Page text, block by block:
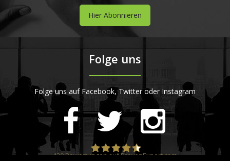
Hier Abonnieren
Folge uns
Folge uns auf Facebook, Twitter oder Instagram
420Bewertungen auf ProvenExpert.com